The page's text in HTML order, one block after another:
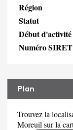
Région
Statut
Début d'activité
Numéro SIRET
Plan
Trouvez la
Moreuil sur la